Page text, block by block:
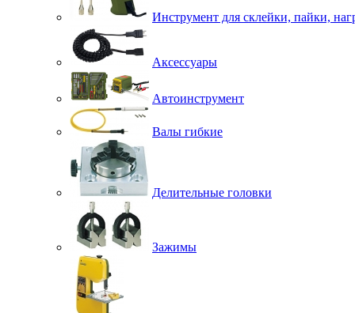
Инструмент для склейки, пайки,
Аксессуары
Автоинструмент
Валы гибкие
Делительные головки
Зажимы